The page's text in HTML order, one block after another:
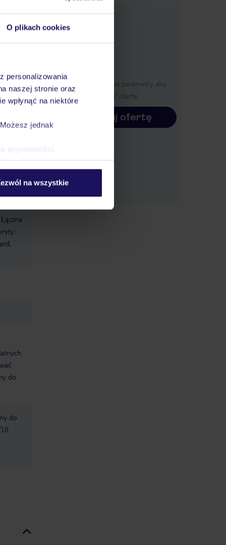
O plikach cookies
personalizowania
naszej stronie oraz
wpłynąć na niektóre
jednak
prywatności
na wszystkie
Łączna
do
do
Określ poszczególne parametry aby
wyświetlić ofertę
Konfiguruj ofertę